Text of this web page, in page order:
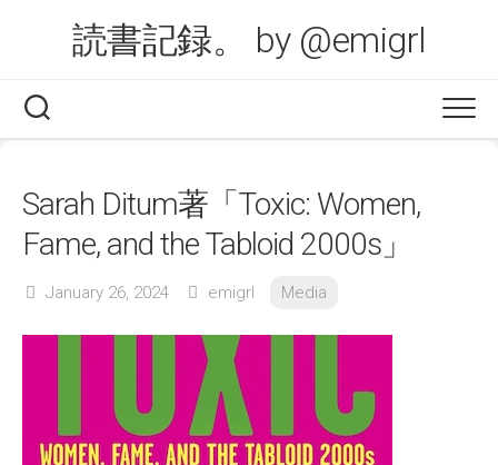
読書記録。 by @emigrl
Sarah Ditum著「Toxic: Women,
Fame, and the Tabloid 2000s」
January 26, 2024 emigrl Media